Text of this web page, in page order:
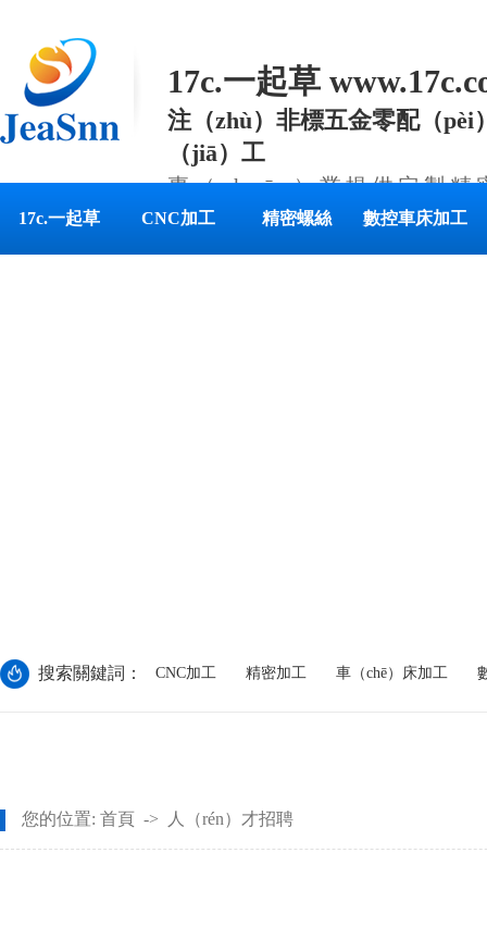
17c.一起草
注（zhù）非標五金零配（pèi
（jiā）工
專（zhuān）業提供定製精
件解決方案
17c.一起草 CNC加工 精密螺絲 數控車床加工
搜索關鍵詞： CNC加工 精密加工 車（chē）床加工
您的位置: 首頁 -> 人（rén）才招聘